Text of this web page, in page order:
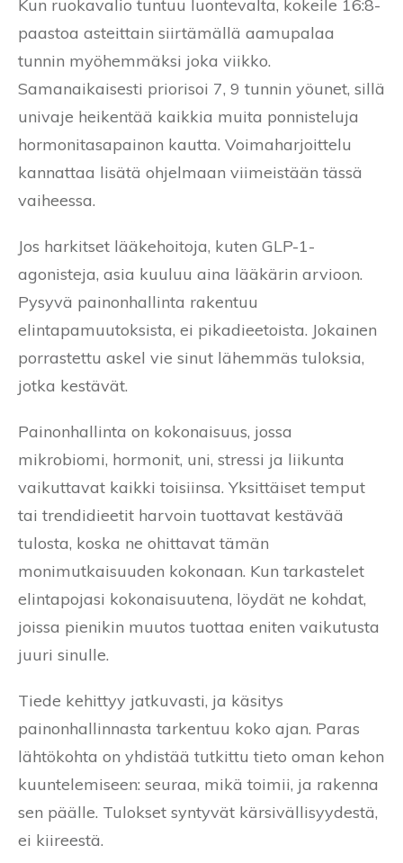
Kun ruokavalio tuntuu luontevalta, kokeile 16:8-
paastoa asteittain siirtämällä aamupalaa
tunnin myöhemmäksi joka viikko.
Samanaikaisesti priorisoi 7, 9 tunnin yöunet, sillä
univaje heikentää kaikkia muita ponnisteluja
hormonitasapainon kautta. Voimaharjoittelu
kannattaa lisätä ohjelmaan viimeistään tässä
vaiheessa.
Jos harkitset lääkehoitoja, kuten GLP-1-
agonisteja, asia kuuluu aina lääkärin arvioon.
Pysyvä painonhallinta rakentuu
elintapamuutoksista, ei pikadieetoista. Jokainen
porrastettu askel vie sinut lähemmäs tuloksia,
jotka kestävät.
Painonhallinta on kokonaisuus, jossa
mikrobiomi, hormonit, uni, stressi ja liikunta
vaikuttavat kaikki toisiinsa. Yksittäiset temput
tai trendidieetit harvoin tuottavat kestävää
tulosta, koska ne ohittavat tämän
monimutkaisuuden kokonaan. Kun tarkastelet
elintapojasi kokonaisuutena, löydät ne kohdat,
joissa pienikin muutos tuottaa eniten vaikutusta
juuri sinulle.
Tiede kehittyy jatkuvasti, ja käsitys
painonhallinnasta tarkentuu koko ajan. Paras
lähtökohta on yhdistää tutkittu tieto oman kehon
kuuntelemiseen: seuraa, mikä toimii, ja rakenna
sen päälle. Tulokset syntyvät kärsivällisyydestä,
ei kiireestä.